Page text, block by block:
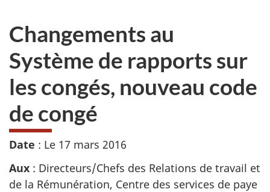
Changements au
Système de rapports sur
les congés, nouveau code
de congé
Date : Le 17 mars 2016
Aux : Directeurs/Chefs des Relations de travail et
de la Rémunération, Centre des services de paye